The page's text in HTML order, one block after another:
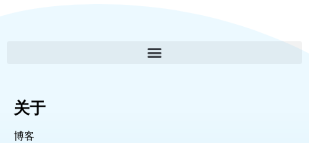
关于
博客